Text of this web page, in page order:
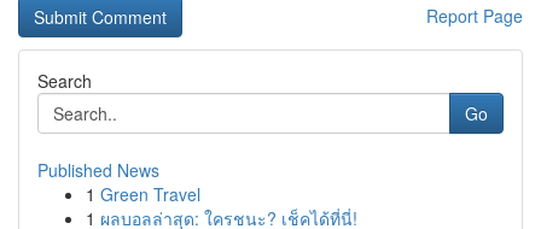
Report Page
Search
Go
Published News
1 Green Travel
1 ผลบอลล่าสุด: ใครชนะ? เช็คได้ที่นี่!